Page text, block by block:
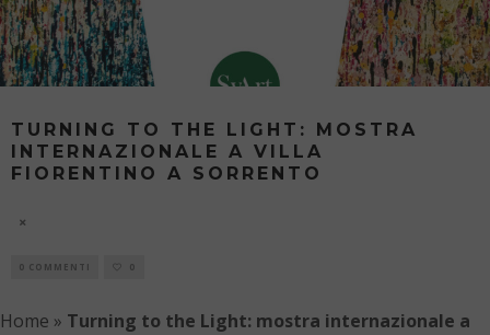
TURNING TO THE LIGHT: MOSTRA
INTERNAZIONALE A VILLA
FIORENTINO A SORRENTO
0 COMMENTI 0
Home » Turning to the Light: mostra internazionale a